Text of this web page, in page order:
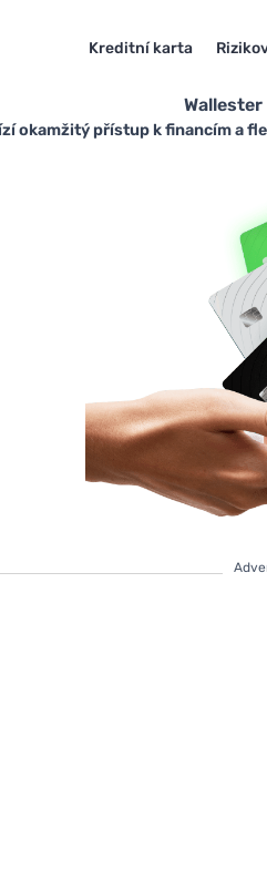
Kreditní karta
okamžitý přístup k financím a